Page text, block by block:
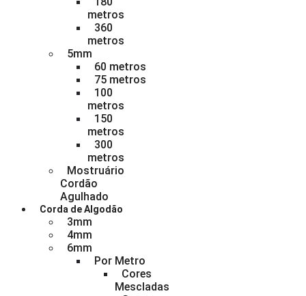
metros
360
metros
5mm
60 metros
75 metros
100
metros
150
metros
300
metros
Mostruário
Cordão
Agulhado
Corda de Algodão
3mm
4mm
6mm
Por Metro
Cores
Mescladas